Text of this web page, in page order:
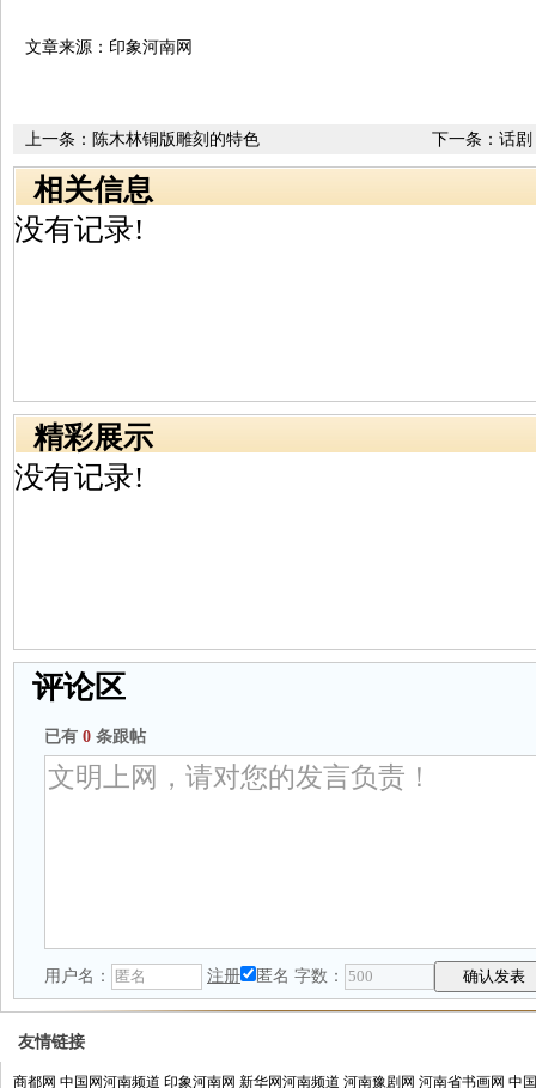
文章来源：印象河南网
下一条： 话剧
上一条： 陈木林铜版雕刻的特色
相关信息
没有记录!
精彩展示
没有记录!
评论区
已有 0 条跟帖
用户名： 注册 匿名 字数：
友情链接
商都网 中国网河南频道 印象河南网 新华网河南频道 河南豫剧网 河南省书画网 中